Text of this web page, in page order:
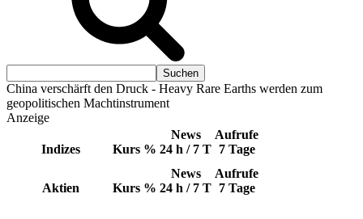
China verschärft den Druck - Heavy Rare Earths werden zum
geopolitischen Machtinstrument
Anzeige
Indizes Kurs %
News
24 h / 7 T
Aufrufe
7 Tage
Aktien Kurs %
News
24 h / 7 T
Aufrufe
7 Tage